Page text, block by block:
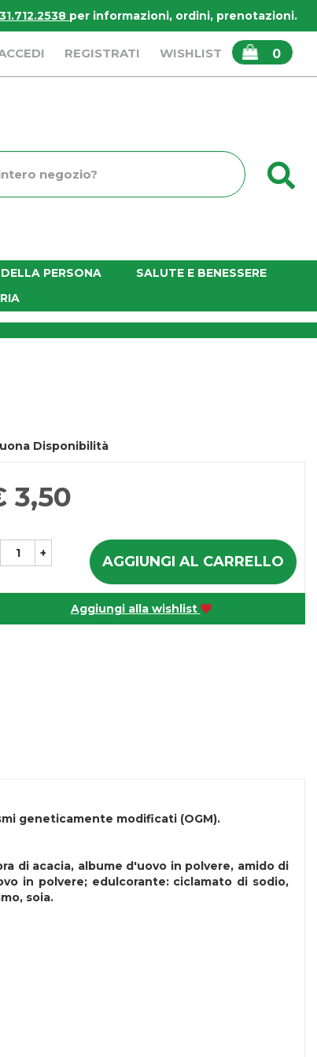
per informazioni, ordini, prenotazioni.
REGISTRATI WISHLIST 0
ARTICOLI
INSERITI
PERSONA
SALUTE E BENESSERE
Disponibilità
3,50
+ AGGIUNGI AL CARRELLO
Aggiungi alla wishlist
geneticamente modificati (OGM).
di acacia, albume d'uovo in polvere, amido di
in polvere; edulcorante: ciclamato di sodio,
soia.